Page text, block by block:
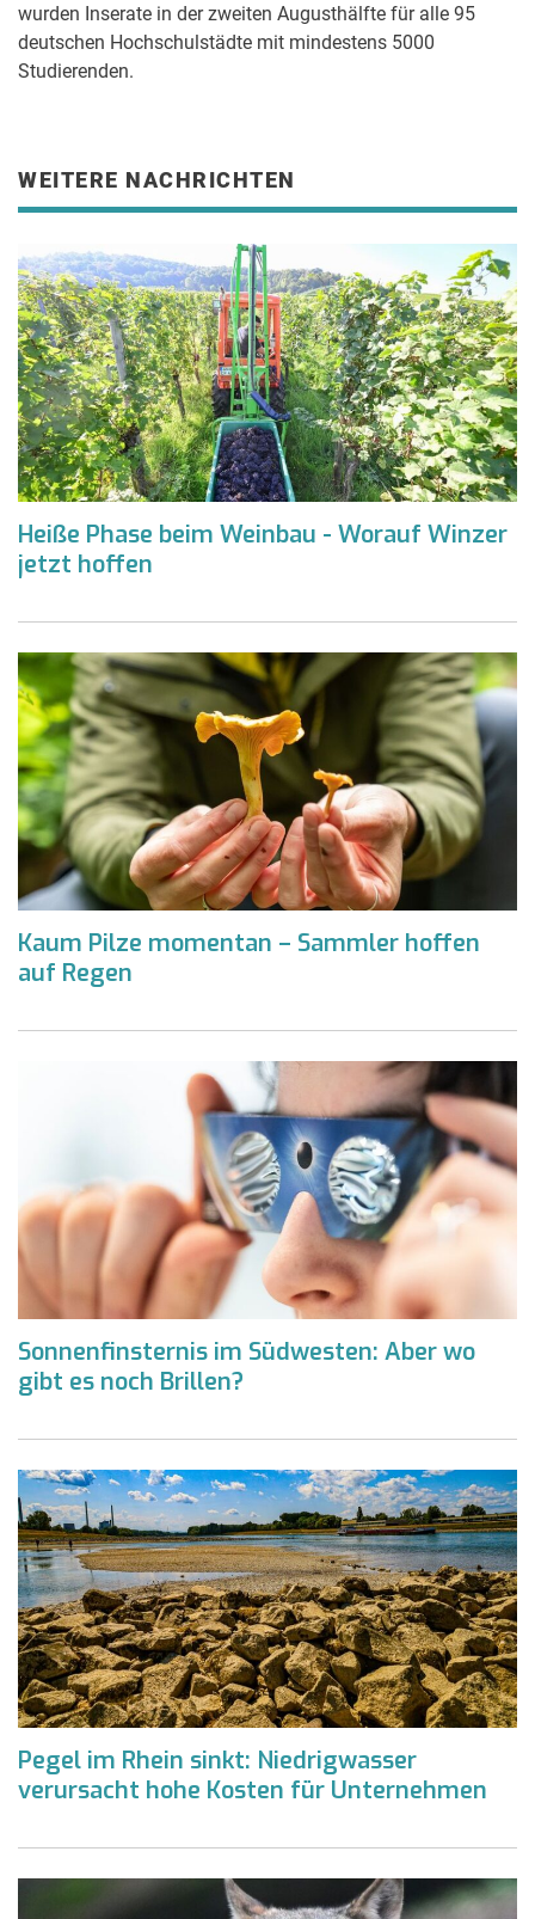
wurden Inserate in der zweiten Augusthälfte für alle 95
deutschen Hochschulstädte mit mindestens 5000
Studierenden.
WEITERE NACHRICHTEN
Heiße Phase beim Weinbau - Worauf Winzer
jetzt hoffen
Kaum Pilze momentan – Sammler hoffen
auf Regen
Sonnenfinsternis im Südwesten: Aber wo
gibt es noch Brillen?
Pegel im Rhein sinkt: Niedrigwasser
verursacht hohe Kosten für Unternehmen